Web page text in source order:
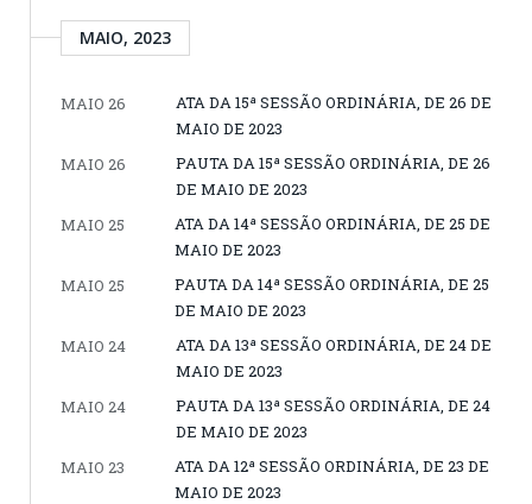
MAIO, 2023
MAIO 26
ATA DA 15ª SESSÃO ORDINÁRIA, DE 26 DE
MAIO DE 2023
MAIO 26
PAUTA DA 15ª SESSÃO ORDINÁRIA, DE 26
DE MAIO DE 2023
MAIO 25
ATA DA 14ª SESSÃO ORDINÁRIA, DE 25 DE
MAIO DE 2023
MAIO 25
PAUTA DA 14ª SESSÃO ORDINÁRIA, DE 25
DE MAIO DE 2023
MAIO 24
ATA DA 13ª SESSÃO ORDINÁRIA, DE 24 DE
MAIO DE 2023
MAIO 24
PAUTA DA 13ª SESSÃO ORDINÁRIA, DE 24
DE MAIO DE 2023
MAIO 23
ATA DA 12ª SESSÃO ORDINÁRIA, DE 23 DE
MAIO DE 2023